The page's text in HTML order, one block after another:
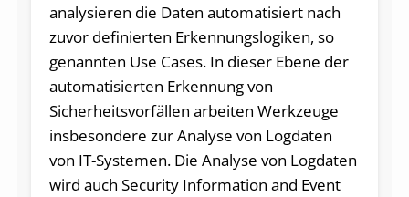
analysieren die Daten automatisiert nach
zuvor definierten Erkennungslogiken, so
genannten Use Cases. In dieser Ebene der
automatisierten Erkennung von
Sicherheitsvorfällen arbeiten Werkzeuge
insbesondere zur Analyse von Logdaten
von IT-Systemen. Die Analyse von Logdaten
wird auch Security Information and Event